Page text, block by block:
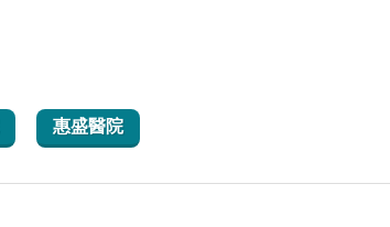
惠盛醫院